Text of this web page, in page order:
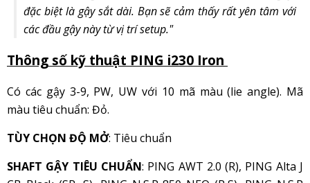
đặc biệt là gậy sắt dài. Bạn sẽ cảm thấy rất yên tâm với
các đầu gậy này từ vị trí setup."
Thông số kỹ thuật PING i230 Iron
Có các gậy 3-9, PW, UW với 10 mã màu (lie angle). Mã
màu tiêu chuẩn: Đỏ.
TÙY CHỌN ĐỘ MỞ: Tiêu chuẩn
SHAFT GẬY TIÊU CHUẨN: PING AWT 2.0 (R), PING Alta J